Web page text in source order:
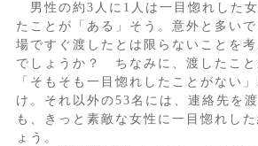
男性の約3人に1人は一目惚れした
たことが「ある」そう。意外と多い
場ですぐ渡したとは限らないことを
でしょうか？ ちなみに、渡したこと
「そもそも一目惚れしたことがない
け。それ以外の53名には、連絡先を
も、きっと素敵な女性に一目惚れし
ょう。